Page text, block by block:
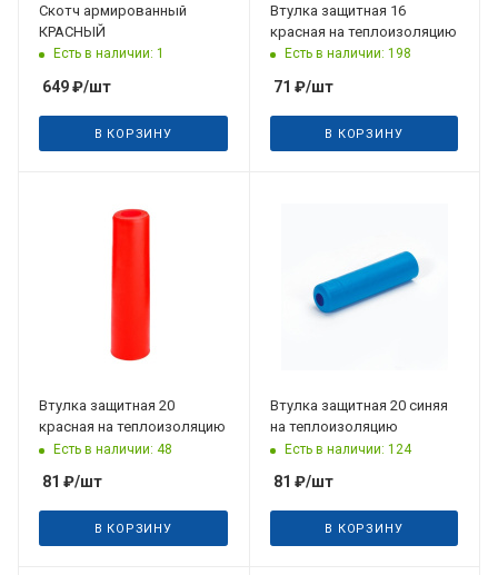
Скотч армированный
КРАСНЫЙ
Есть в наличии: 1
649₽/шт
В КОРЗИНУ
Втулка защитная 16
красная на теплоизоляцию
Есть в наличии: 198
71 ₽/шт
В КОРЗИНУ
Втулка защитная 20
красная на теплоизоляцию
Есть в наличии: 48
81 ₽/шт
В КОРЗИНУ
Втулка защитная 20 синяя
на теплоизоляцию
Есть в наличии: 124
81 ₽/шт
В КОРЗИНУ